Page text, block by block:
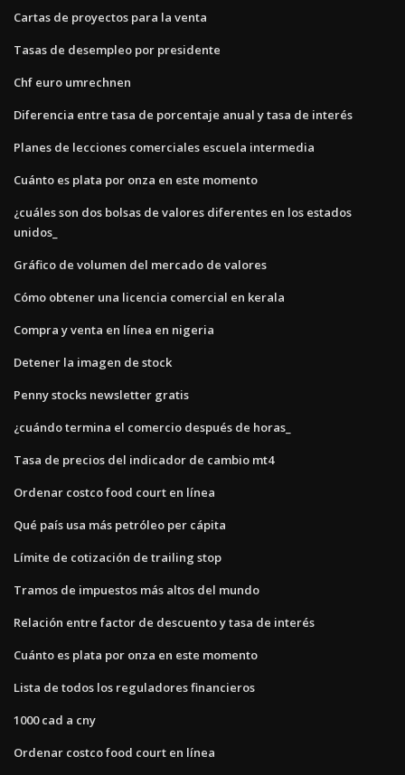
Cartas de proyectos para la venta
Tasas de desempleo por presidente
Chf euro umrechnen
Diferencia entre tasa de porcentaje anual y tasa de interés
Planes de lecciones comerciales escuela intermedia
Cuánto es plata por onza en este momento
¿cuáles son dos bolsas de valores diferentes en los estados
unidos_
Gráfico de volumen del mercado de valores
Cómo obtener una licencia comercial en kerala
Compra y venta en línea en nigeria
Detener la imagen de stock
Penny stocks newsletter gratis
¿cuándo termina el comercio después de horas_
Tasa de precios del indicador de cambio mt4
Ordenar costco food court en línea
Qué país usa más petróleo per cápita
Límite de cotización de trailing stop
Tramos de impuestos más altos del mundo
Relación entre factor de descuento y tasa de interés
Cuánto es plata por onza en este momento
Lista de todos los reguladores financieros
1000 cad a cny
Ordenar costco food court en línea